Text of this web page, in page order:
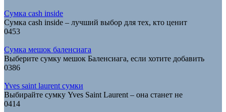
Сумка cash inside
Сумка cash inside – лучший выбор для тех, кто ценит
0453
Сумка мешок баленсиага
Выберите сумку мешок Баленсиага, если хотите добавить
0386
Yves saint laurent сумки
Выбирайте сумку Yves Saint Laurent – она станет не
0414